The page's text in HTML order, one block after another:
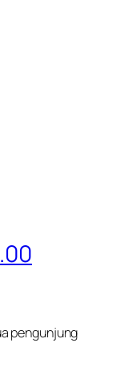
pengunjung